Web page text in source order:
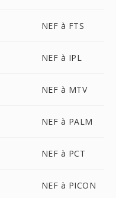
NEF à FTS
NEF à IPL
NEF à MTV
NEF à PALM
NEF à PCT
NEF à PICON